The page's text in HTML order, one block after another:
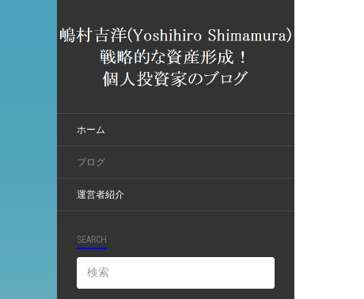
ホーム
ブログ
運営者紹介
SEARCH